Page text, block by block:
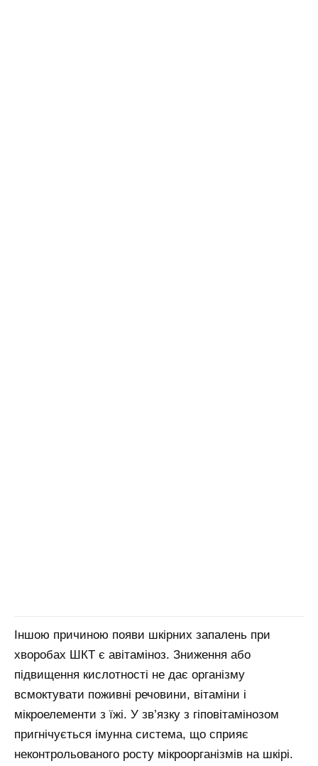
Іншою причиною появи шкірних запалень при
хворобах ШКТ є авітаміноз. Зниження або
підвищення кислотності не дає організму
всмоктувати поживні речовини, вітаміни і
мікроелементи з їжі. У зв’язку з гіповітамінозом
пригнічується імунна система, що сприяє
неконтрольованого росту мікроорганізмів на шкірі.